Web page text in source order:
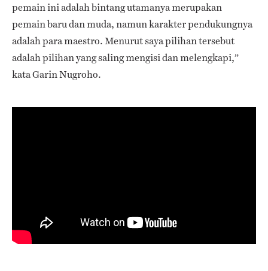
pemain ini adalah bintang utamanya merupakan
pemain baru dan muda, namun karakter pendukungnya
adalah para maestro. Menurut saya pilihan tersebut
adalah pilihan yang saling mengisi dan melengkapi,”
kata Garin Nugroho.